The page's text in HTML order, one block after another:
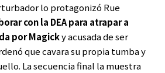
lo protagonizó Rue
con la DEA para atrapar a
porMagicky acusada de ser
que cavara su propia tumba y
La secuencia final la muestra